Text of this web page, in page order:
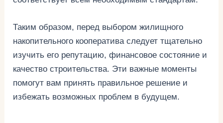
Таким образом, перед выбором жилищного
накопительного кооператива следует тщательно
изучить его репутацию, финансовое состояние и
качество строительства. Эти важные моменты
помогут вам принять правильное решение и
избежать возможных проблем в будущем.